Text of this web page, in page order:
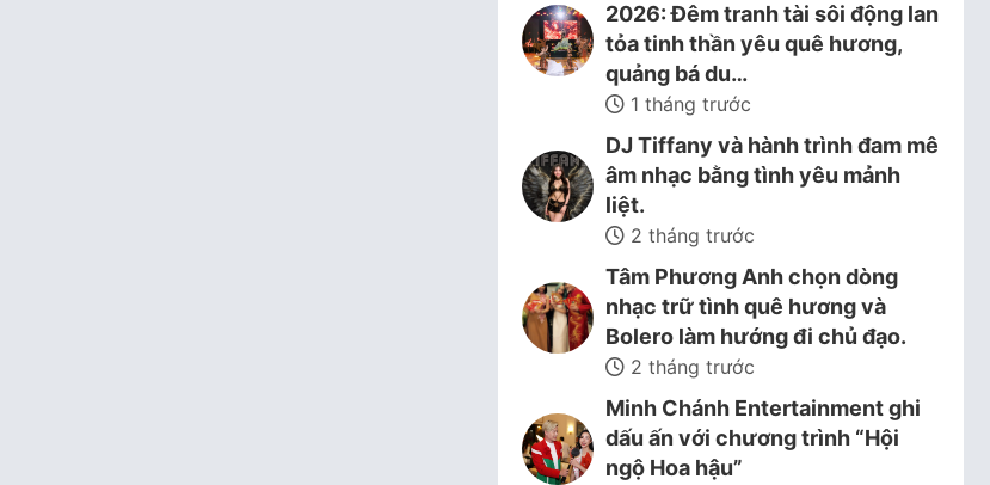
2026: Đêm tranh tài sôi động lan
tỏa tinh thần yêu quê hương,
quảng bá du…
1 tháng trước
DJ Tiffany và hành trình đam mê
âm nhạc bằng tình yêu mảnh
liệt.
2 tháng trước
Tâm Phương Anh chọn dòng
nhạc trữ tình quê hương và
Bolero làm hướng đi chủ đạo.
2 tháng trước
Minh Chánh Entertainment ghi
dấu ấn với chương trình “Hội
ngộ Hoa hậu”